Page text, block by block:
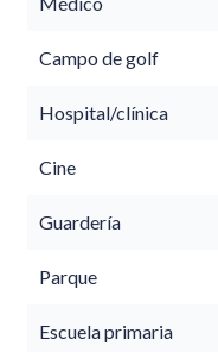
Campo de golf
Hospital/clínica
Cine
Guardería
Parque
Escuela primaria